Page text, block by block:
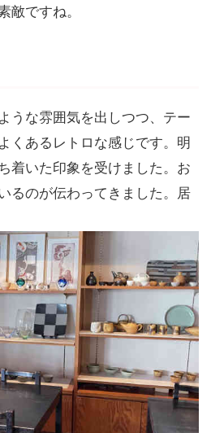
敵ですね。
うな雰囲気を出しつつ、テー
くあるレトロな感じです。明
着いた印象を受けました。お
るのが伝わってきました。居